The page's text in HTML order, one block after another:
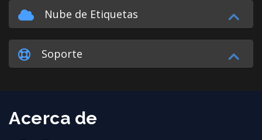
Nube de Etiquetas
Soporte
Acerca de